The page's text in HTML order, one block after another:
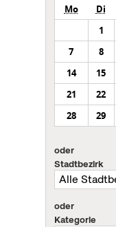
Mo Di
1
7
8
14
15
21
22
28
29
oder
Stadtbezirk
oder
Kategorie